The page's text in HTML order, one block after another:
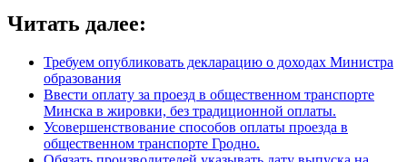
Читать далее:
Требуем опубликовать декларацию о доходах Министра
образования
Ввести оплату за проезд в общественном транспорте
Минска в жировки, без традиционной оплаты.
Усовершенствование способов оплаты проезда в
общественном транспорте Гродно.